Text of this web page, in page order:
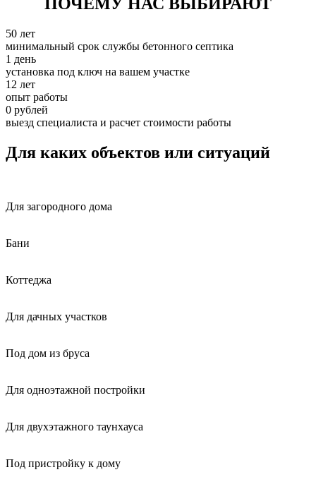
50 лет
минимальный срок службы бетонного септика
1 день
установка под ключ на вашем участке
12 лет
опыт работы
0 рублей
выезд специалиста и расчет стоимости работы
Для каких объектов или ситуаций
Для загородного дома
Бани
Коттеджа
Для дачных участков
Под дом из бруса
Для одноэтажной постройки
Для двухэтажного таунхауса
Под пристройку к дому